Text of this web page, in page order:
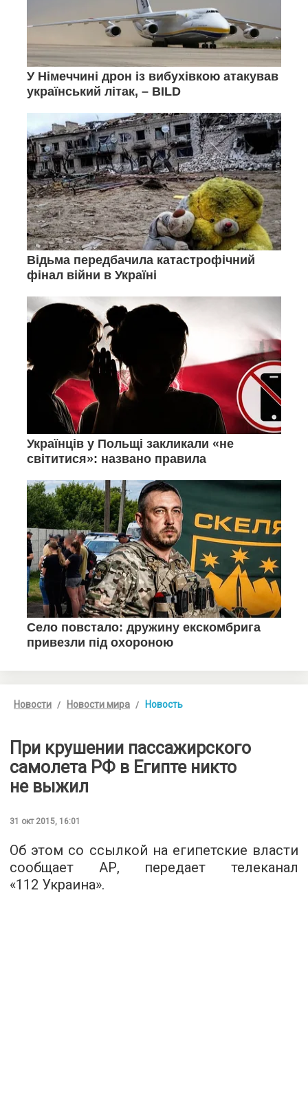
Новости Новости мира Новость
При крушении пассажирского
самолета РФ в Египте никто
не выжил
31 окт 2015, 16:01
Об этом со ссылкой на египетские власти
сообщает АР, передает телеканал
«112 Украина».